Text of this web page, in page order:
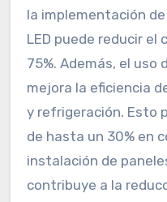
la implementación
LED puede reducir el
75%. Además, el
mejora la eficiencia
y refrigeración. Esto
de hasta un 30% en
instalación de
contribuye a la